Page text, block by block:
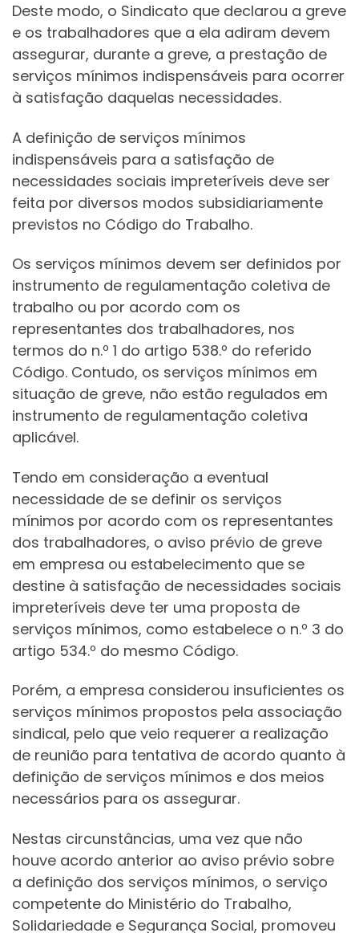
Deste modo, o Sindicato que declarou a greve
e os trabalhadores que a ela adiram devem
assegurar, durante a greve, a prestação de
serviços mínimos indispensáveis para ocorrer
à satisfação daquelas necessidades.
A definição de serviços mínimos
indispensáveis para a satisfação de
necessidades sociais impreteríveis deve ser
feita por diversos modos subsidiariamente
previstos no Código do Trabalho.
Os serviços mínimos devem ser definidos por
instrumento de regulamentação coletiva de
trabalho ou por acordo com os
representantes dos trabalhadores, nos
termos do n.º 1 do artigo 538.º do referido
Código. Contudo, os serviços mínimos em
situação de greve, não estão regulados em
instrumento de regulamentação coletiva
aplicável.
Tendo em consideração a eventual
necessidade de se definir os serviços
mínimos por acordo com os representantes
dos trabalhadores, o aviso prévio de greve
em empresa ou estabelecimento que se
destine à satisfação de necessidades sociais
impreteríveis deve ter uma proposta de
serviços mínimos, como estabelece o n.º 3 do
artigo 534.º do mesmo Código.
Porém, a empresa considerou insuficientes os
serviços mínimos propostos pela associação
sindical, pelo que veio requerer a realização
de reunião para tentativa de acordo quanto à
definição de serviços mínimos e dos meios
necessários para os assegurar.
Nestas circunstâncias, uma vez que não
houve acordo anterior ao aviso prévio sobre
a definição dos serviços mínimos, o serviço
competente do Ministério do Trabalho,
Solidariedade e Segurança Social, promoveu